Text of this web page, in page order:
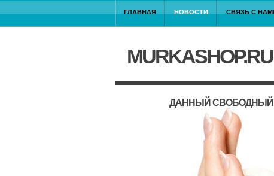
ГЛАВНАЯ НОВОСТИ СВЯЗЬ С
MURKASHOP.RU
ДАННЫЙ СВОБОДНЫЙ